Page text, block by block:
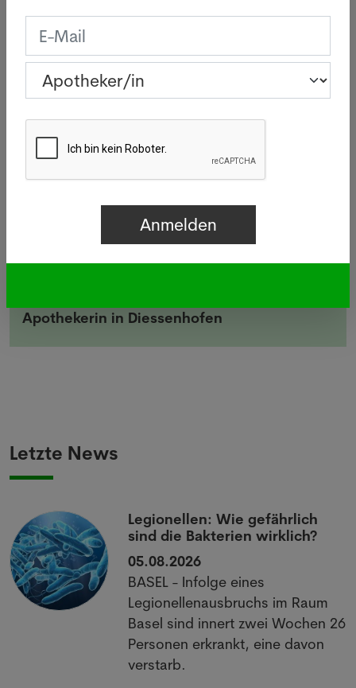
Fähigkeit, sich an das Umgebungsklima
anzupassen.
Fachartikelnummer - DOI
10.1371/journal.pone.0181266
Quelle: SDA - 09.08.2017, Copyrights Bilder:
Fotolia.com
Apothekerin in Diessenhofen
Letzte News
Legionellen: Wie gefährlich
sind die Bakterien wirklich?
05.08.2026
BASEL - Infolge eines
Legionellenausbruchs im Raum
Basel sind innert zwei Wochen 26
Personen erkrankt, eine davon
verstarb.